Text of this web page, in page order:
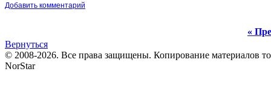
Добавить комментарий
«
Вернуться
© 2008-2026. Все права защищены. Копирование материалов
NorStar